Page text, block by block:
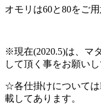
オモリは60と80をご
※現在(2020.5)は、マ
して頂く事をお願い
☆各仕掛けについては
載してあります。